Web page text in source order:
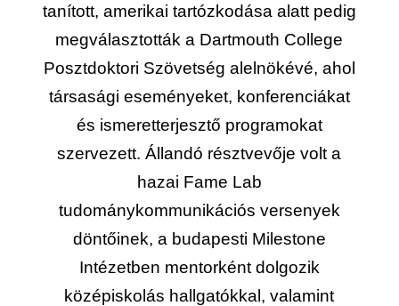
tanított, amerikai tartózkodása alatt pedig
megválasztották a Dartmouth College
Posztdoktori Szövetség alelnökévé, ahol
társasági eseményeket, konferenciákat
és ismeretterjesztő programokat
szervezett. Állandó résztvevője volt a
hazai Fame Lab
tudománykommunikációs versenyek
döntőinek, a budapesti Milestone
Intézetben mentorként dolgozik
középiskolás hallgatókkal, valamint